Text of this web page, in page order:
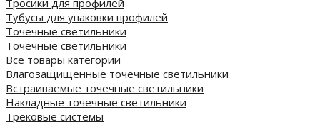
Тубусы для упаковки профилей
Точечные светильники
Точечные светильники
Все товары категории
Влагозащищенные точечные светильники
Встраиваемые точечные светильники
Накладные точечные светильники
Трековые системы